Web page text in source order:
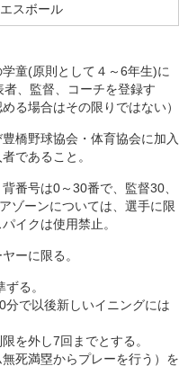
スボール
童(原則として４～6年生)に
、監督、コーチを登録す
る場合はその限りではない）
橋野球協会・体育協会に加入
であること。
番号は0～30番で、監督30、
ゾーンについては、選手に限
イクは使用禁止。
ーに限る。
る。
で以後新しいイニングには
を外し7回までとする。
死満塁からプレーを行う）を